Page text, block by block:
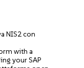
NIS2 con
with a
your SAP